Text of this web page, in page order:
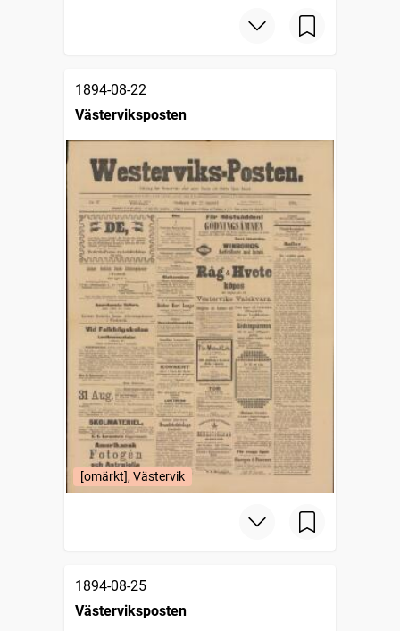
1894-08-22
Västerviksposten
[omärkt], Västervik
1894-08-25
Västerviksposten